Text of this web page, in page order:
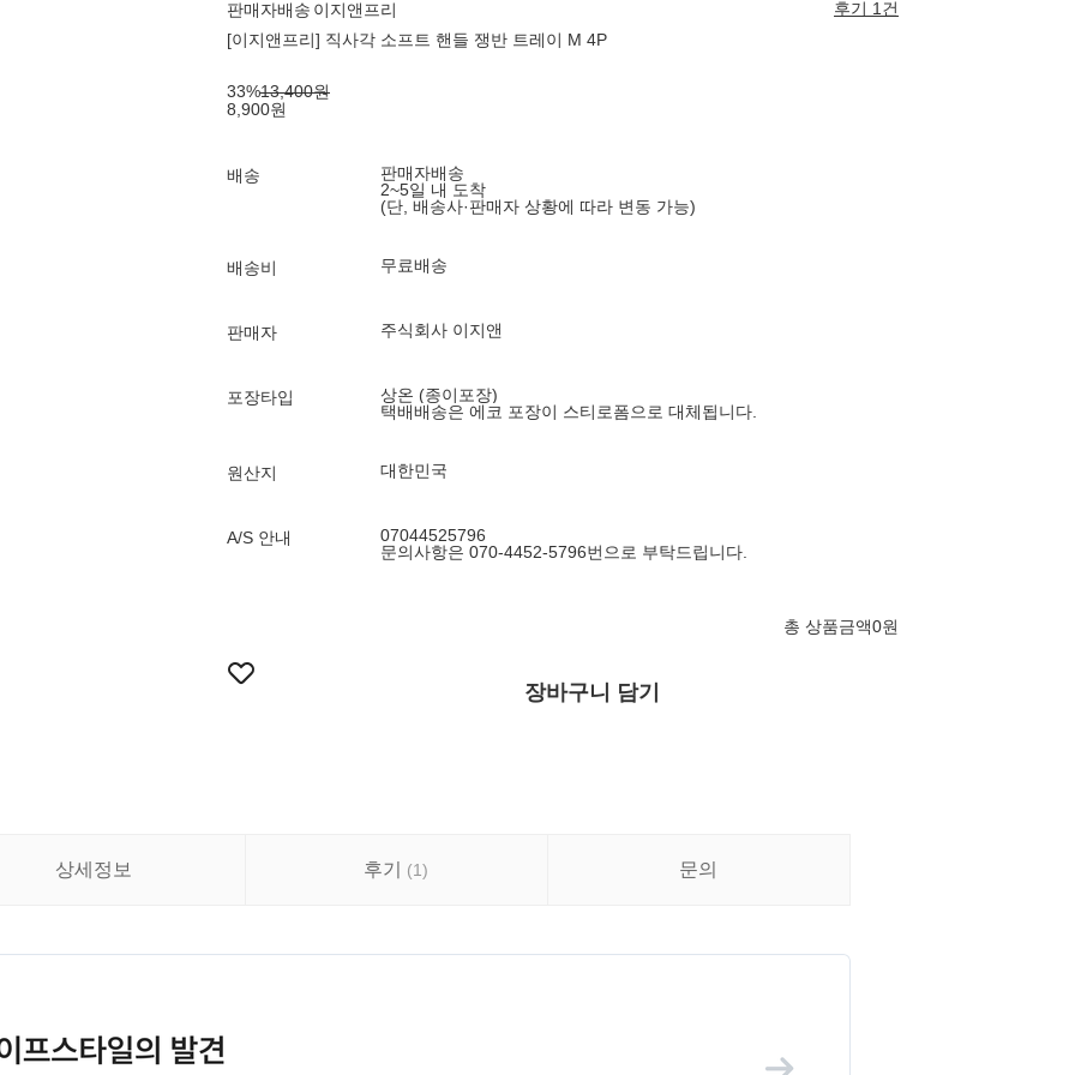
판매자배송 이지앤프리
후기 1건
[이지앤프리] 직사각 소프트 핸들 쟁반 트레이 M 4P
33%13,400원
8,900원
배송
판매자배송
2~5일 내 도착
(단, 배송사·판매자 상황에 따라 변동 가능)
배송비 무료배송
판매자 주식회사 이지앤
포장타입
상온 (종이포장)
택배배송은 에코 포장이 스티로폼으로 대체됩니다.
원산지 대한민국
A/S 안내
07044525796
문의사항은 070-4452-5796번으로 부탁드립니다.
총 상품금액0원
장바구니 담기
상세정보 후기 (1) 문의